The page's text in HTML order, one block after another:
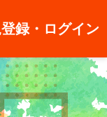
録・ログイン